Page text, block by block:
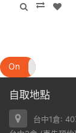
On
自取地點
台中1倉: